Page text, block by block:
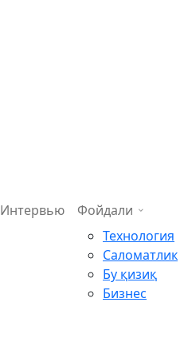
Интервью
Фойдали
Технология
Саломатлик
Бу қизиқ
Бизнес